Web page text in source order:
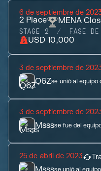
6 de septiembre de
2 Place MENA
STAGE 2 FASE DE
USD 10,000
3 de septiembre de
Q6Zse unió al equipo
3 de septiembre de
Msssse fue del
25 de abril de 2023